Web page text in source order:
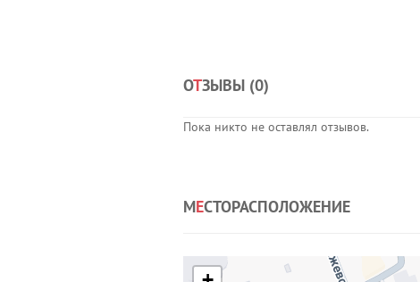
ОТЗЫВЫ (0)
Пока никто не оставлял отзывов.
МЕСТОРАСПОЛОЖЕНИЕ